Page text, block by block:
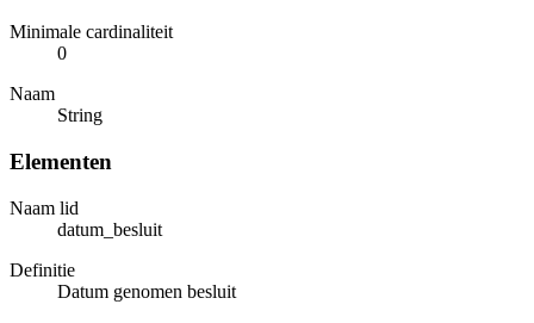
Minimale cardinaliteit
0
Naam
String
Elementen
Naam lid
datum_besluit
Definitie
Datum genomen besluit